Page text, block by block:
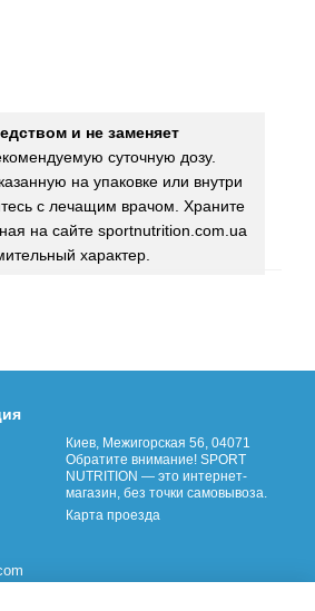
и не заменяет
суточную дозу.
на упаковке или внутри
с лечащим врачом. Храните
на сайте sportnutrition.com.ua
характер.
Киев, Межигорская 56, 04071
Обратите внимание! SPORT
NUTRITION — это интернет-
магазин, без точки самовывоза.
Карта проезда